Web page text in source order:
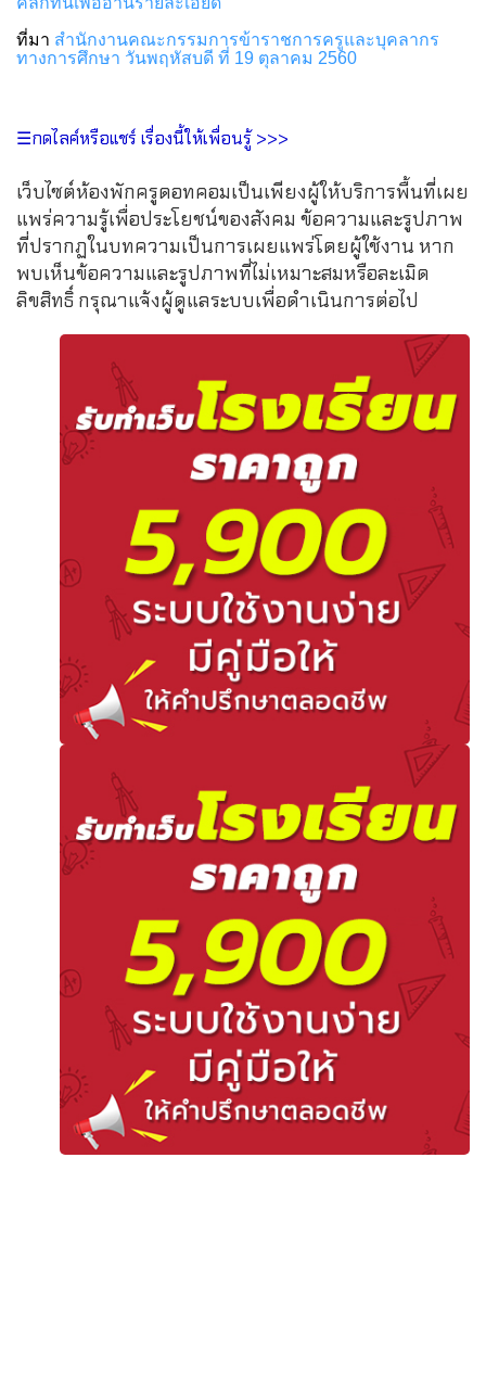
ที่มา สำนักงานคณะกรรมการข้าราชการครูและบุคลากร
ทางการศึกษา วันพฤหัสบดี ที่ 19 ตุลาคม 2560
☰กดไลค์หรือแชร์ เรื่องนี้ให้เพื่อนรู้ >>>
เว็บไซต์ห้องพักครูดอทคอมเป็นเพียงผู้ให้บริการพื้นที่เผย
แพร่ความรู้เพื่อประโยชน์ของสังคม ข้อความและรูปภาพ
ที่ปรากฏในบทความเป็นการเผยแพร่โดยผู้ใช้งาน หาก
พบเห็นข้อความและรูปภาพที่ไม่เหมาะสมหรือละเมิด
ลิขสิทธิ์ กรุณาแจ้งผู้ดูแลระบบเพื่อดำเนินการต่อไป